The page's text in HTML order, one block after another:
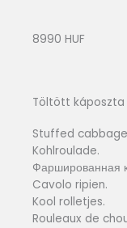
8990 HUF
Töltött káposzta
Stuffed
Kohlroulade.
Фаршированная
Cavolo ripien.
Kool rolletjes.
Rouleaux de